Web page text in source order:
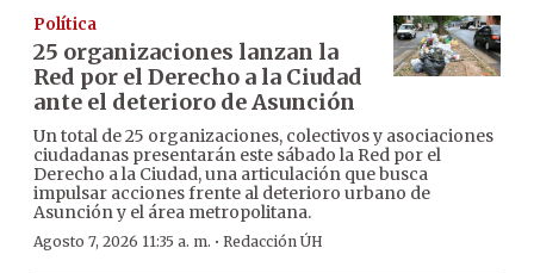
Política
25 organizaciones lanzan la
Red por el Derecho a la Ciudad
ante el deterioro de Asunción
Un total de 25 organizaciones, colectivos y asociaciones
ciudadanas presentarán este sábado la Red por el
Derecho a la Ciudad, una articulación que busca
impulsar acciones frente al deterioro urbano de
Asunción y el área metropolitana.
Agosto 7, 2026 11:35 a. m. · Redacción ÚH